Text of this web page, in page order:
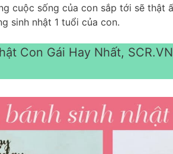
cuộc sống của con sắp tới sẽ thật
sinh nhật 1 tuổi của con.
Con Gái Hay Nhất,